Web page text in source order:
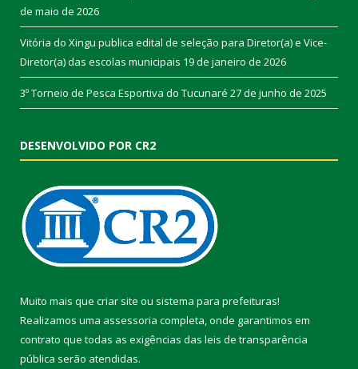
de maio de 2026
Vitória do Xingu publica edital de seleção para Diretor(a) e Vice-
Diretor(a) das escolas municipais 19 de janeiro de 2026
3º Torneio de Pesca Esportiva do Tucunaré 27 de junho de 2025
DESENVOLVIDO POR CR2
Muito mais que criar site ou sistema para prefeituras!
Realizamos uma assessoria completa, onde garantimos em
contrato que todas as exigências das leis de transparência
pública serão atendidas.